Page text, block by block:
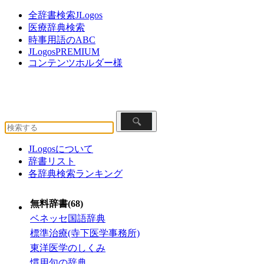
全辞書検索JLogos
医療辞典検索
時事用語のABC
JLogosPREMIUM
コンテンツホルダー様
JLogosについて
辞書リスト
各辞典検索ランキング
無料辞書(68)
ベネッセ国語辞典
標準治療(寺下医学事務所)
東洋医学のしくみ